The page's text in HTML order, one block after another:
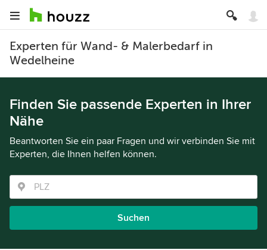
Experten für Wand- & Malerbedarf in
Wedelheine
Finden Sie passende Experten in Ihrer
Nähe
Beantworten Sie ein paar Fragen und wir verbinden Sie mit
Experten, die Ihnen helfen können.
Suchen